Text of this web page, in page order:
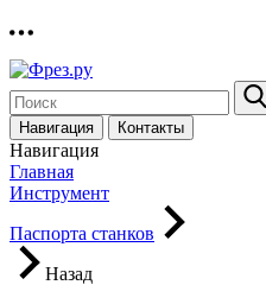
Навигация Контакты
Навигация
Главная
Инструмент
Паспорта станков
Назад